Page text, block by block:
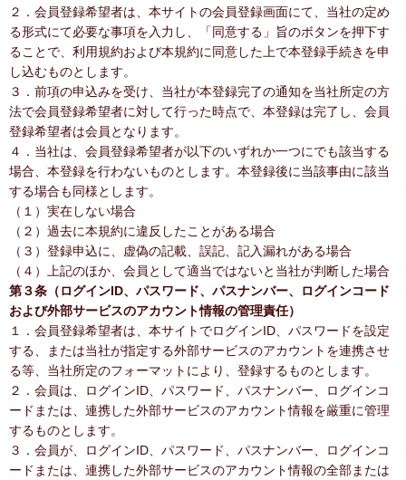
２．会員登録希望者は、本サイトの会員登録画面にて、当社の定め
る形式にて必要な事項を入力し、「同意する」旨のボタンを押下す
ることで、利用規約および本規約に同意した上で本登録手続きを申
し込むものとします。
３．前項の申込みを受け、当社が本登録完了の通知を当社所定の方
法で会員登録希望者に対して行った時点で、本登録は完了し、会員
登録希望者は会員となります。
４．当社は、会員登録希望者が以下のいずれか一つにでも該当する
場合、本登録を行わないものとします。本登録後に当該事由に該当
する場合も同様とします。
（１）実在しない場合
（２）過去に本規約に違反したことがある場合
（３）登録申込に、虚偽の記載、誤記、記入漏れがある場合
（４）上記のほか、会員として適当ではないと当社が判断した場合
第３条（ログインID、パスワード、パスナンバー、ログインコード
および外部サービスのアカウント情報の管理責任）
１．会員登録希望者は、本サイトでログインID、パスワードを設定
する、または当社が指定する外部サービスのアカウントを連携させ
る等、当社所定のフォーマットにより、登録するものとします。
２．会員は、ログインID、パスワード、パスナンバー、ログインコ
ードまたは、連携した外部サービスのアカウント情報を厳重に管理
するものとします。
３．会員が、ログインID、パスワード、パスナンバー、ログインコ
ードまたは、連携した外部サービスのアカウント情報の全部または